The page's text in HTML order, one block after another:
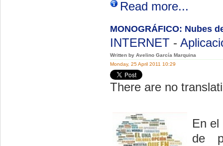
Read more...
MONOGRÁFICO: Nubes
INTERNET -
Written by Avelino García Marquina
Monday, 25 April 2011 10:29
There are no
En el
de